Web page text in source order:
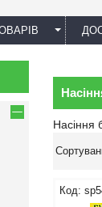
Насіння